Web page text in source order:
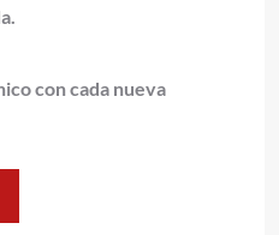
con cada nueva